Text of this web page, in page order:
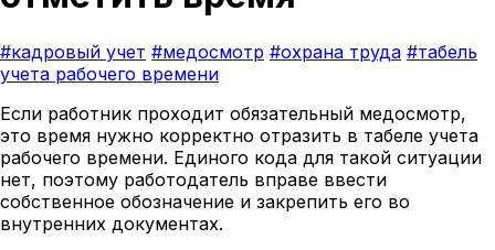
#кадровый учет #медосмотр #охрана труда #табель
учета рабочего времени
Если работник проходит обязательный медосмотр,
это время нужно корректно отразить в табеле учета
рабочего времени. Единого кода для такой ситуации
нет, поэтому работодатель вправе ввести
собственное обозначение и закрепить его во
внутренних документах.